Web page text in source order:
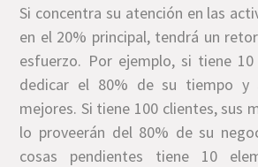
Si concentra su atención en las
en el 20% principal, tendrá un
esfuerzo. Por ejemplo, si tiene
dedicar el 80% de su tiempo y
mejores. Si tiene 100 clientes, sus
lo proveerán del 80% de su
cosas pendientes tiene 10